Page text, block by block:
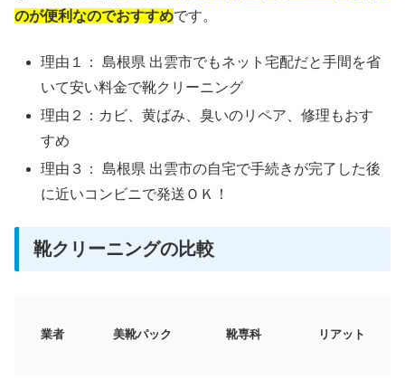
のが便利なのでおすすめです。
理由１： 島根県 出雲市でもネット宅配だと手間を省
いて安い料金で靴クリーニング
理由２：カビ、黄ばみ、臭いのリペア、修理もおす
すめ
理由３： 島根県 出雲市の自宅で手続きが完了した後
に近いコンビニで発送ＯＫ！
靴クリーニングの比較
業者 美靴パック 靴専科 リアット